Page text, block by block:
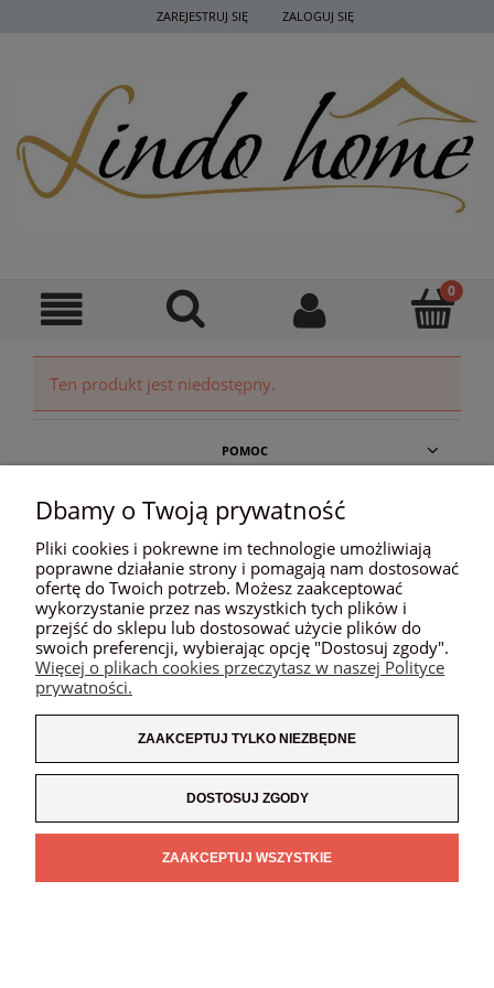
ZAREJESTRUJ SIĘ ZALOGUJ SIĘ
Ten produkt jest niedostępny.
POMOC
MOJE KONTO
PŁATNOŚCI I DOSTAWA
INFORMACJE
O NAS
POKAŻ PEŁNĄ WERSJĘ STRONY
SKLEP INTERNETOWY SHOPER.PL
Dbamy o Twoją prywatność
Pliki cookies i pokrewne im technologie umożliwiają
poprawne działanie strony i pomagają nam dostosować
ofertę do Twoich potrzeb. Możesz zaakceptować
wykorzystanie przez nas wszystkich tych plików i
przejść do sklepu lub dostosować użycie plików do
swoich preferencji, wybierając opcję "Dostosuj zgody".
Więcej o plikach cookies przeczytasz w naszej Polityce
prywatności.
ZAAKCEPTUJ TYLKO NIEZBĘDNE
DOSTOSUJ ZGODY
ZAAKCEPTUJ WSZYSTKIE